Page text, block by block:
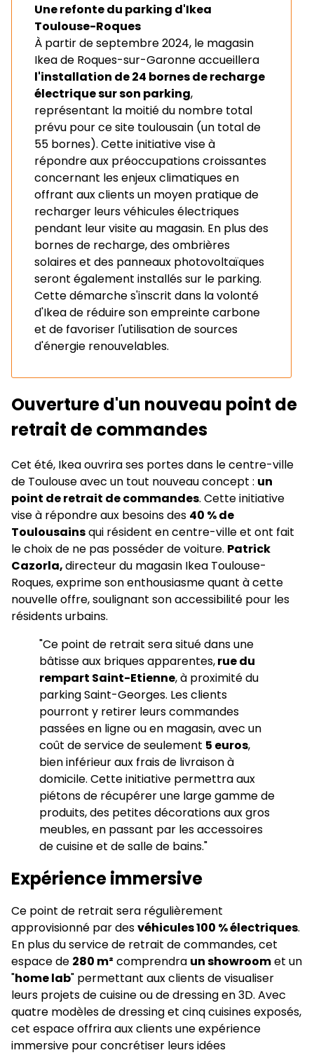
Une refonte du parking d'Ikea
Toulouse-Roques
À partir de septembre 2024, le magasin
Ikea de Roques-sur-Garonne accueillera
l'installation de 24 bornes de recharge
électrique sur son parking,
représentant la moitié du nombre total
prévu pour ce site toulousain (un total de
55 bornes). Cette initiative vise à
répondre aux préoccupations croissantes
concernant les enjeux climatiques en
offrant aux clients un moyen pratique de
recharger leurs véhicules électriques
pendant leur visite au magasin. En plus des
bornes de recharge, des ombrières
solaires et des panneaux photovoltaïques
seront également installés sur le parking.
Cette démarche s'inscrit dans la volonté
d'Ikea de réduire son empreinte carbone
et de favoriser l'utilisation de sources
d'énergie renouvelables.
Ouverture d'un nouveau point de
retrait de commandes
Cet été, Ikea ouvrira ses portes dans le centre-ville
de Toulouse avec un tout nouveau concept : un
point de retrait de commandes. Cette initiative
vise à répondre aux besoins des 40 % de
Toulousainsqui résident en centre-ville et ont fait
le choix de ne pas posséder de voiture. Patrick
Cazorla,directeur du magasin Ikea Toulouse-
Roques, exprime son enthousiasme quant à cette
nouvelle offre, soulignant son accessibilité pour les
résidents urbains.
"Ce point de retrait sera situé dans une
bâtisse aux briques apparentes,rue du
rempart Saint-Etienne, à proximité du
parking Saint-Georges. Les clients
pourront y retirer leurs commandes
passées en ligne ou en magasin, avec un
coût de service de seulement 5 euros,
bien inférieur aux frais de livraison à
domicile. Cette initiative permettra aux
piétons de récupérer une large gamme de
produits, des petites décorations aux gros
meubles, en passant par les accessoires
de cuisine et de salle de bains."
Expérience immersive
Ce point de retrait sera régulièrement
approvisionné par desvéhicules 100 % électriques.
En plus du service de retrait de commandes, cet
espace de 280 m² comprendra un showroomet un
"home lab" permettant aux clients de visualiser
leurs projets de cuisine ou de dressing en 3D. Avec
quatre modèles de dressing et cinq cuisines exposés,
cet espace offrira aux clients une expérience
immersive pour concrétiser leurs idées